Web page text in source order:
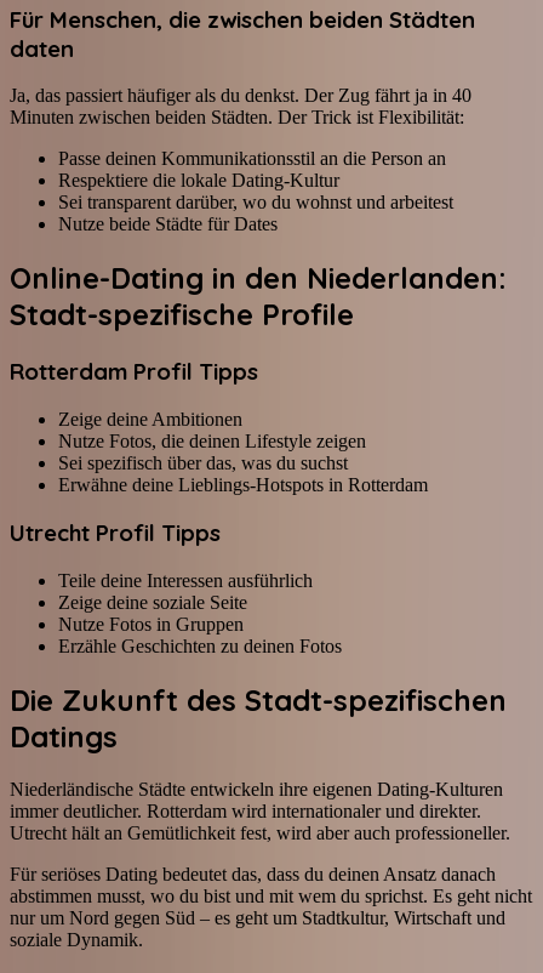
Für Menschen, die zwischen beiden Städten
daten
Ja, das passiert häufiger als du denkst. Der Zug fährt ja in 40
Minuten zwischen beiden Städten. Der Trick ist Flexibilität:
Passe deinen Kommunikationsstil an die Person an
Respektiere die lokale Dating-Kultur
Sei transparent darüber, wo du wohnst und arbeitest
Nutze beide Städte für Dates
Online-Dating in den Niederlanden:
Stadt-spezifische Profile
Rotterdam Profil Tipps
Zeige deine Ambitionen
Nutze Fotos, die deinen Lifestyle zeigen
Sei spezifisch über das, was du suchst
Erwähne deine Lieblings-Hotspots in Rotterdam
Utrecht Profil Tipps
Teile deine Interessen ausführlich
Zeige deine soziale Seite
Nutze Fotos in Gruppen
Erzähle Geschichten zu deinen Fotos
Die Zukunft des Stadt-spezifischen
Datings
Niederländische Städte entwickeln ihre eigenen Dating-Kulturen
immer deutlicher. Rotterdam wird internationaler und direkter.
Utrecht hält an Gemütlichkeit fest, wird aber auch professioneller.
Für seriöses Dating bedeutet das, dass du deinen Ansatz danach
abstimmen musst, wo du bist und mit wem du sprichst. Es geht nicht
nur um Nord gegen Süd – es geht um Stadtkultur, Wirtschaft und
soziale Dynamik.